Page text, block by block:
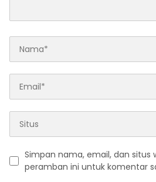
Simpan nama, email, dan situs
peramban ini untuk komentar